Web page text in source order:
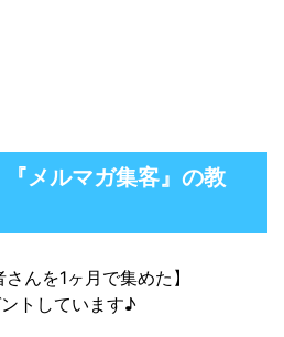
メルマガ集客』の教
んを1ヶ月で集めた】
トしています♪